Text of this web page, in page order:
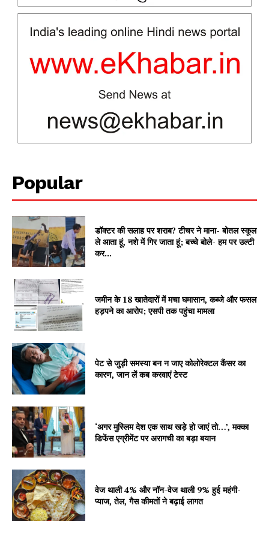
Magazine PRO
Company
About
Contact us
Subscription Plans
My account
Popular
डॉक्टर की सलाह पर शराब? टीचर ने माना- बोतल स्कूल
ले आता हूं, नशे में गिर जाता हूं; बच्चे बोले- हम पर उल्टी
कर...
जमीन के 18 खातेदारों में मचा घमासान, कब्जे और फसल
हड़पने का आरोप; एसपी तक पहुंचा मामला
पेट से जुड़ी समस्या बन न जाए कोलोरेक्टल कैंसर का
कारण, जान लें कब करवाएं टेस्ट
‘अगर मुस्लिम देश एक साथ खड़े हो जाएं तो…’, मक्का
डिफेंस एग्रीमेंट पर अरागची का बड़ा बयान
वेज थाली 4% और नॉन-वेज थाली 9% हुई महंगी-
प्याज, तेल, गैस कीमतों ने बढ़ाई लागत